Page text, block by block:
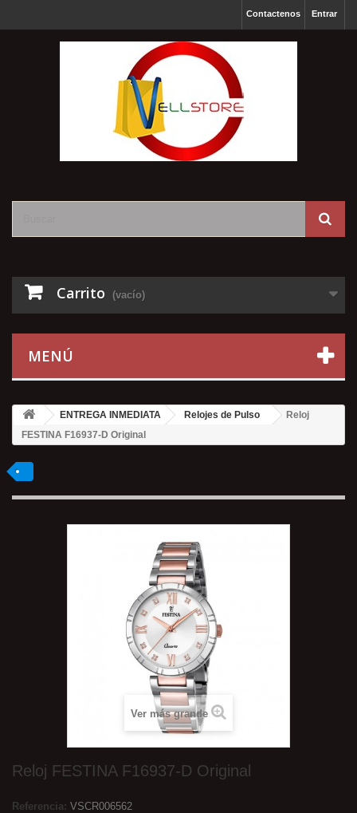
Entrar
Contactenos
Carrito (vacío)
MENÚ
ENTREGA INMEDIATA Relojes de Pulso
Reloj
FESTINA F16937-D Original
Ver más grande
Reloj FESTINA F16937-D Original
Referencia: VSCR006562